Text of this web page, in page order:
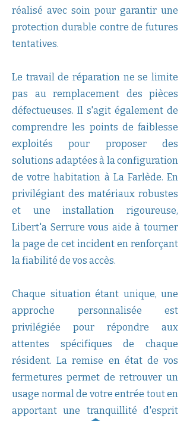
réalisé avec soin pour garantir une
protection durable contre de futures
tentatives.
Le travail de réparation ne se limite
pas au remplacement des pièces
défectueuses. Il s'agit également de
comprendre les points de faiblesse
exploités pour proposer des
solutions adaptées à la configuration
de votre habitation à La Farlède. En
privilégiant des matériaux robustes
et une installation rigoureuse,
Libert'a Serrure vous aide à tourner
la page de cet incident en renforçant
la fiabilité de vos accès.
Chaque situation étant unique, une
approche personnalisée est
privilégiée pour répondre aux
attentes spécifiques de chaque
résident. La remise en état de vos
fermetures permet de retrouver un
usage normal de votre entrée tout en
apportant une tranquillité d'esprit